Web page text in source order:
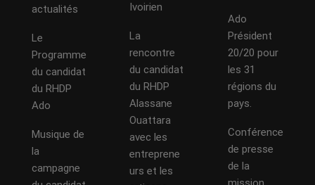
actualités
Le
Programme
du candidat
du RHDP
Ado
Musique de
la
campagne
Ivoirien
La
rencontre
du candidat
du RHDP
Alassane
Ouattara
avec les
entreprene
urs et les
Ado
Président
20/20 pour
les 31
régions du
pays.
Conférence
de presse
de la